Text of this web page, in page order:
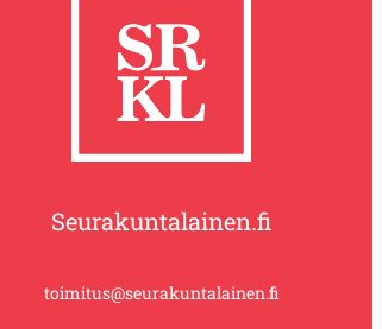
Seurakuntalainen.fi
toimitus@seurakuntalainen.fi